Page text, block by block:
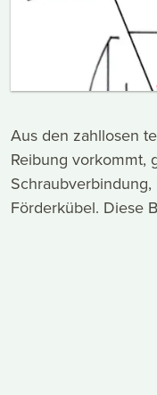
Aus den zahllosen
Reibung vorkommt,
Förderkübel. Diese